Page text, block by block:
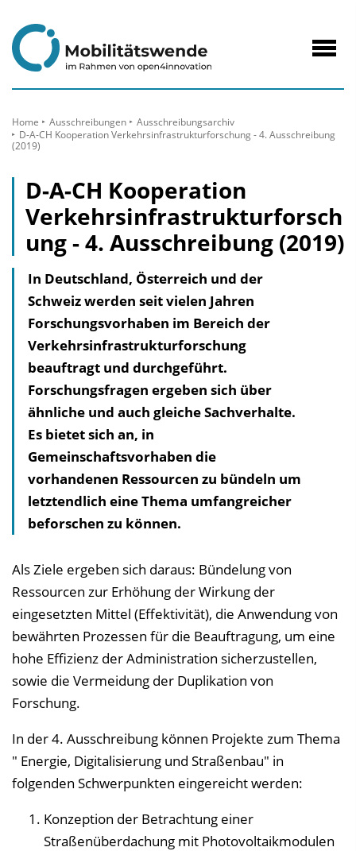
Inhalt
Home Ausschreibungen
Ausschreibungsarchiv
D-A-CH Kooperation Verkehrsinfrastrukturforschung - 4. Ausschreibung
(2019)
D-A-CH Kooperation
Verkehrsinfrastrukturforsch
ung - 4. Ausschreibung (2019)
In Deutschland, Österreich und der
Schweiz werden seit vielen Jahren
Forschungsvorhaben im Bereich der
Verkehrsinfrastrukturforschung
beauftragt und durchgeführt.
Forschungsfragen ergeben sich über
ähnliche und auch gleiche Sachverhalte.
Es bietet sich an, in
Gemeinschaftsvorhaben die
vorhandenen Ressourcen zu bündeln um
letztendlich eine Thema umfangreicher
beforschen zu können.
Als Ziele ergeben sich daraus: Bündelung von
Ressourcen zur Erhöhung der Wirkung der
eingesetzten Mittel (Effektivität), die Anwendung von
bewährten Prozessen für die Beauftragung, um eine
hohe Effizienz der Administration sicherzustellen,
sowie die Vermeidung der Duplikation von
Forschung.
In der 4. Ausschreibung können Projekte zum Thema
" Energie, Digitalisierung und Straßenbau" in
folgenden Schwerpunkten eingereicht werden:
Konzeption der Betrachtung einer
Straßenüberdachung mit Photovoltaikmodulen